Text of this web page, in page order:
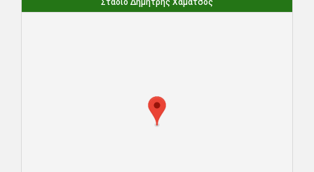
Στάδιο Δημήτρης Χάματσος